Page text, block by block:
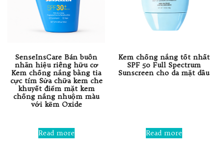
SenseInsCare Bán buôn
nhãn hiệu riêng hữu cơ
Kem chống nắng bằng tia
cực tím Sửa chữa kem che
khuyết điểm mặt kem
chống nắng nhuộm màu
với kẽm Oxide
0
out
Read more
Kem chống nắng tốt nhất
SPF 50 Full Spectrum
Sunscreen cho da mặt dầu
Read more